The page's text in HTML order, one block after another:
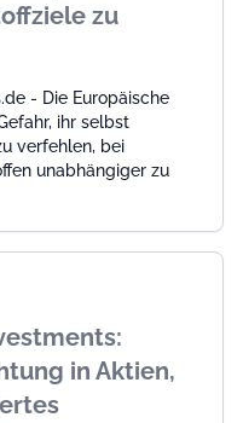
zu
- Die Europäische
ihr selbst
verfehlen, bei
unabhängiger zu
in Aktien,